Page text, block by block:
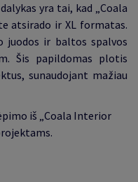
yra tai, kad „Coala
atsirado ir XL formatas.
ir baltos spalvos
. Šis papildomas plotis
sunaudojant mažiau
iš „Coala Interior